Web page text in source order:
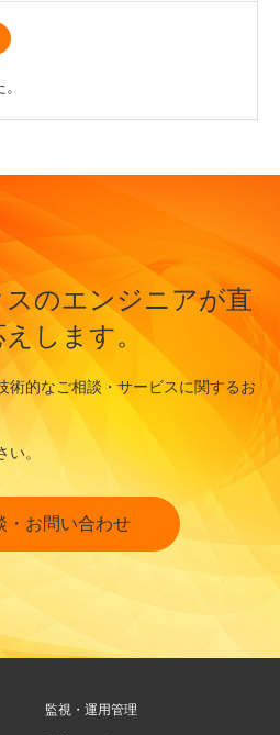
のエンジニアが直
えします。
術的なご相談・サービスに関するお
。
・お問い合わせ
監視・運用管理